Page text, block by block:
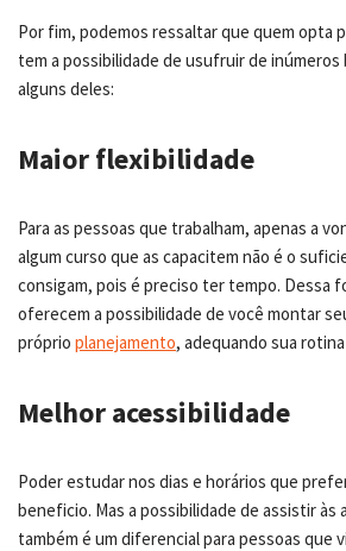
Por fim, podemos ressaltar que quem opta
tem a possibilidade de usufruir de
alguns deles:
Maior flexibilidade
Para as pessoas que trabalham, apenas a
algum curso que as capacitem não é o
consigam, pois é preciso ter tempo. Dessa
oferecem a possibilidade de você montar
próprio planejamento, adequando sua
Melhor acessibilidade
Poder estudar nos dias e horários que
beneficio. Mas a possibilidade de assistir às
também é um diferencial para pessoas que